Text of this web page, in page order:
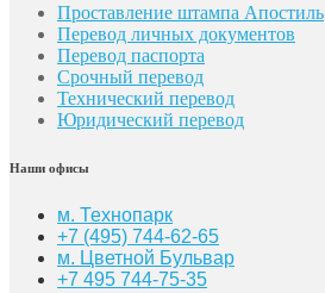
Проставление штампа Апостиль
Перевод личных документов
Перевод паспорта
Срочный перевод
Технический перевод
Юридический перевод
Наши офисы
м. Технопарк
+7 (495) 744-62-65
м. Цветной Бульвар
+7 495 744-75-35